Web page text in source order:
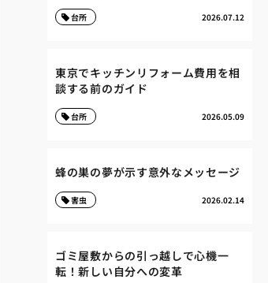
2026.07.12
台所
東京でキッチンリフォーム費用を相
談する前のガイド
2026.05.09
台所
蜂の巣の夢が示す意外なメッセージ
2026.02.14
害虫
ゴミ屋敷からの引っ越しで心機一
転！新しい自分への変革